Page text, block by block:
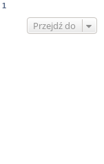
1
Przejdź do